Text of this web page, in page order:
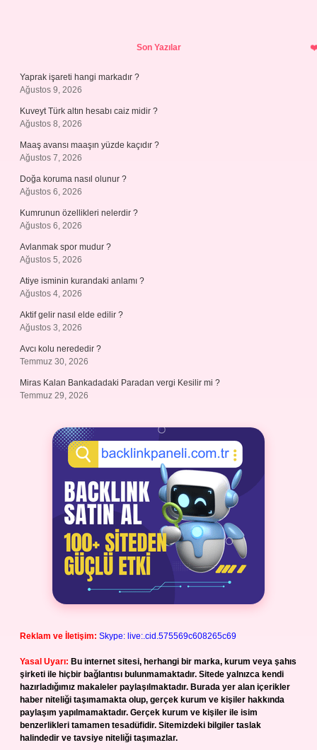
Son Yazılar
Yaprak işareti hangi markadır ?
Ağustos 9, 2026
Kuveyt Türk altın hesabı caiz midir ?
Ağustos 8, 2026
Maaş avansı maaşın yüzde kaçıdır ?
Ağustos 7, 2026
Doğa koruma nasıl olunur ?
Ağustos 6, 2026
Kumrunun özellikleri nelerdir ?
Ağustos 6, 2026
Avlanmak spor mudur ?
Ağustos 5, 2026
Atiye isminin kurandaki anlamı ?
Ağustos 4, 2026
Aktif gelir nasıl elde edilir ?
Ağustos 3, 2026
Avcı kolu nerededir ?
Temmuz 30, 2026
Miras Kalan Bankadadaki Paradan vergi Kesilir mi ?
Temmuz 29, 2026
Reklam ve İletişim: Skype: live:.cid.575569c608265c69
Yasal Uyarı: Bu internet sitesi, herhangi bir marka, kurum veya şahıs
şirketi ile hiçbir bağlantısı bulunmamaktadır. Sitede yalnızca kendi
hazırladığımız makaleler paylaşılmaktadır. Burada yer alan içerikler
haber niteliği taşımamakta olup, gerçek kurum ve kişiler hakkında
paylaşım yapılmamaktadır. Gerçek kurum ve kişiler ile isim
benzerlikleri tamamen tesadüfidir. Sitemizdeki bilgiler taslak
halindedir ve tavsiye niteliği taşımazlar.